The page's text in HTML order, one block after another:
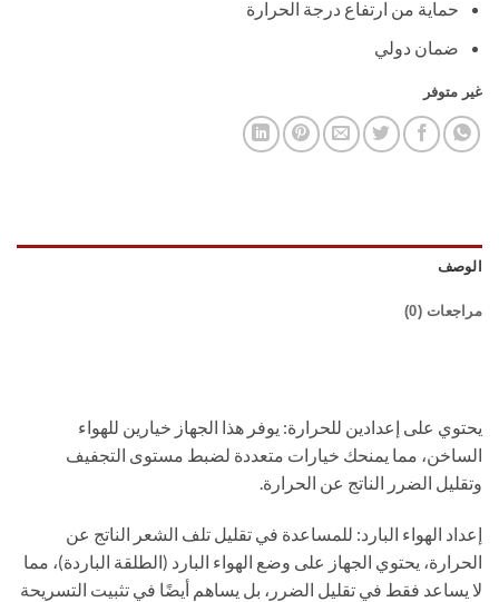
حماية من ارتفاع درجة الحرارة
ضمان دولي
غير متوفر
الوصف
مراجعات (0)
يحتوي على إعدادين للحرارة: يوفر هذا الجهاز خيارين للهواء
الساخن، مما يمنحك خيارات متعددة لضبط مستوى التجفيف
وتقليل الضرر الناتج عن الحرارة.
إعداد الهواء البارد: للمساعدة في تقليل تلف الشعر الناتج عن
الحرارة، يحتوي الجهاز على وضع الهواء البارد (الطلقة الباردة)، مما
لا يساعد فقط في تقليل الضرر، بل يساهم أيضًا في تثبيت التسريحة